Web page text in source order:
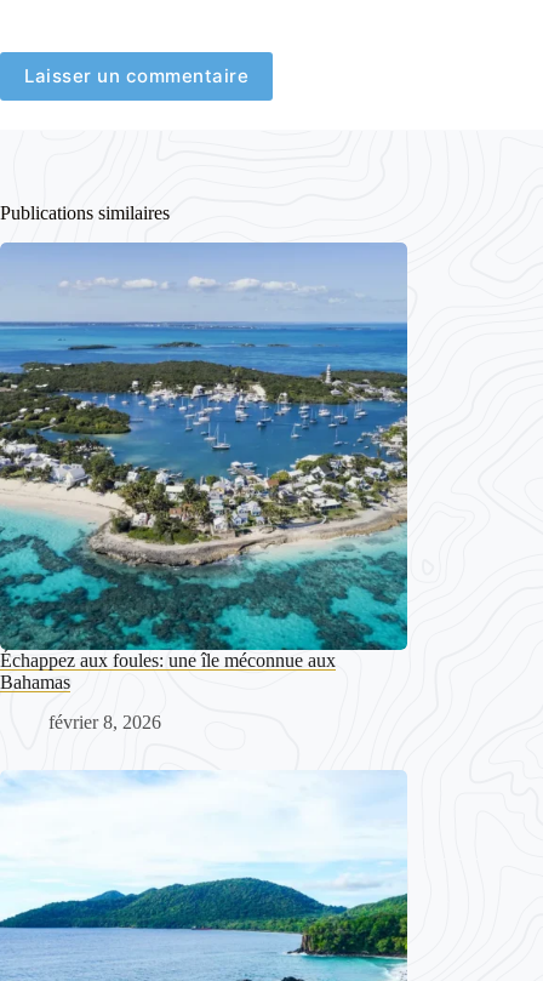
Laisser un commentaire
Publications similaires
Échappez aux foules: une île méconnue aux
Bahamas
février 8, 2026